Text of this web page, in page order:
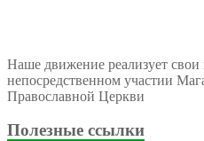
Наше движение реализует
непосредственном участии
Православной Церкви
Полезные ссылки